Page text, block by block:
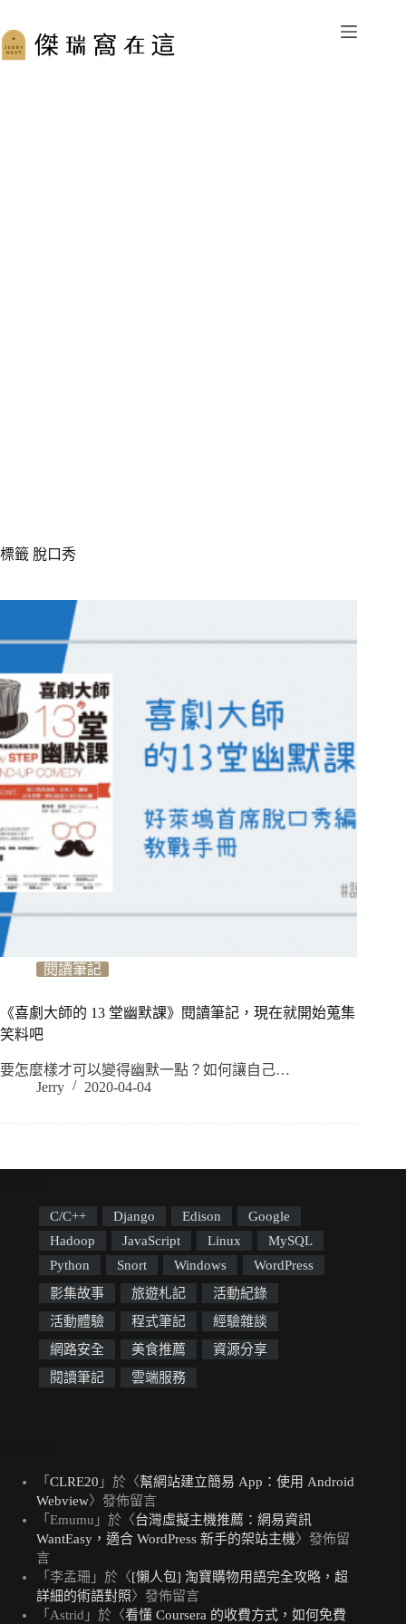
至
主
標籤 脫口秀
閱讀筆記
《喜劇大師的 13 堂幽默課》閱讀筆記，現在就開始蒐集
笑料吧
要怎麼樣才可以變得幽默一點？如何讓自己…
Jerry
2020-04-04
C/C++ Django Edison
Google
Hadoop
JavaScript Linux
MySQL
Python
Snort Windows
WordPress
影集故事
旅遊札記
活動紀錄
活動體驗
程式筆記
經驗雜談
網路安全
美食推薦
資源分享
閱讀筆記
雲端服務
「 CLRE20 」於〈幫網站建立簡易 App：使用 Android
Webview〉發佈留言
「 Emumu 」於〈台灣虛擬主機推薦：網易資訊
WantEasy，適合 WordPress 新手的架站主機〉發佈留
言
「 李孟珊 」於〈[懶人包] 淘寶購物用語完全攻略，超
詳細的術語對照〉發佈留言
「 Astrid 」於〈看懂 Coursera 的收費方式，如何免費